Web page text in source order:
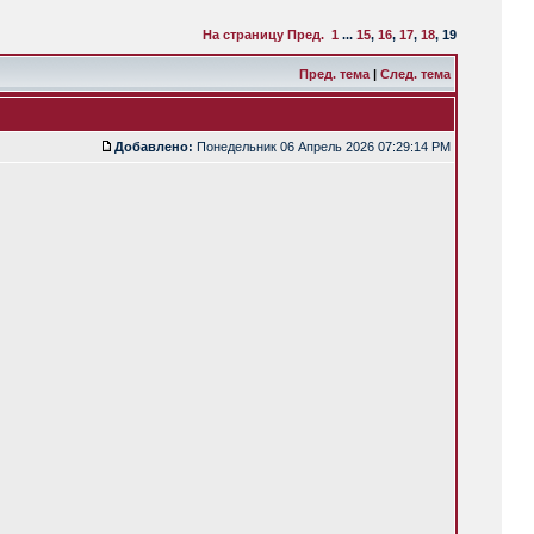
На страницу Пред. 1 ... 15, 16, 17, 18, 19
Пред. тема | След. тема
Добавлено: Понедельник 06 Апрель 2026 07:29:14 PM